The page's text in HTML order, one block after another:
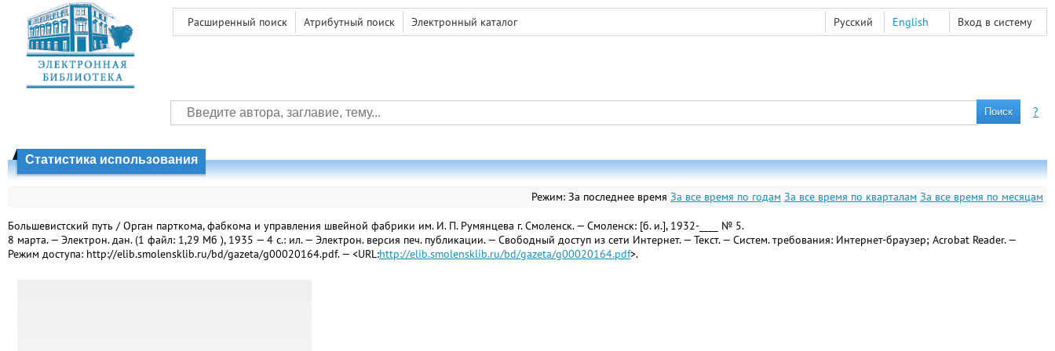
Расширенный поиск Атрибутный поиск Электронный каталог Вход в систему
Русский English
?
Статистика использования
Режим: За последнее время За все время по годам За все время по кварталам За все время по месяцам
Большевистский путь / Орган парткома, фабкома и управления швейной фабрики им. И. П. Румянцева г. Смоленск. — Смоленск: [б. и.], 1932-____ № 5.
8 марта. — Электрон. дан. (1 файл: 1,29 Мб ), 1935 — 4 с.: ил. — Электрон. версия печ. публикации. — Свободный доступ из сети Интернет. — Текст. — Систем. требования: Интернет-браузер; Acrobat Reader. —
Режим доступа: http://elib.smolensklib.ru/bd/gazeta/g00020164.pdf. — <URL:http://elib.smolensklib.ru/bd/gazeta/g00020164.pdf>.